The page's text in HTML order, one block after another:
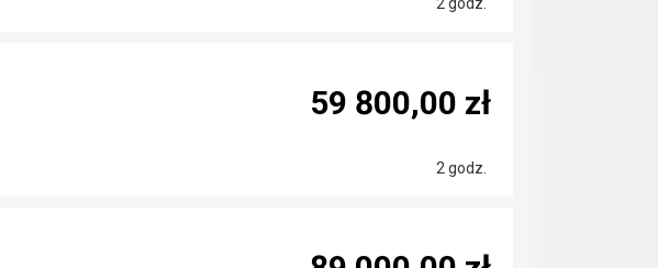
2 godz.
59 800,00 zł